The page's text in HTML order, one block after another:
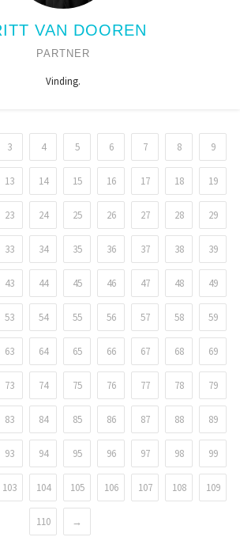
VAN DOOREN
PARTNER
Vinding.
3 4 5 6 7 8 9
13 14 15 16 17 18 19
23 24 25 26 27 28 29
33 34 35 36 37 38 39
43 44 45 46 47 48 49
53 54 55 56 57 58 59
63 64 65 66 67 68 69
73 74 75 76 77 78 79
83 84 85 86 87 88 89
93 94 95 96 97 98 99
103 104 105 106 107 108 109
110 →